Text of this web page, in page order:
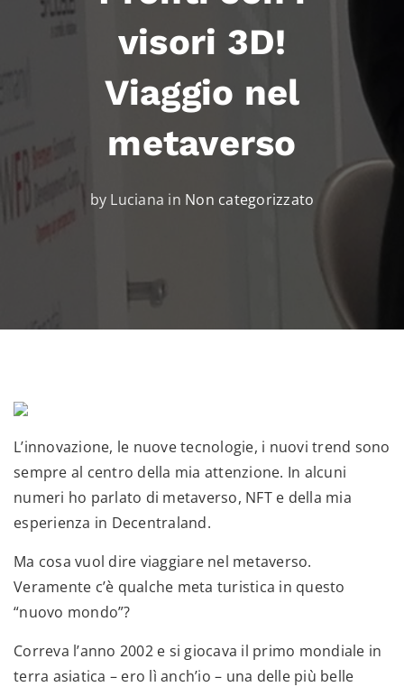
visori 3D!
Viaggio nel
metaverso
by Luciana in Non categorizzato
L’innovazione, le nuove tecnologie, i nuovi trend sono
sempre al centro della mia attenzione. In alcuni
numeri ho parlato di metaverso, NFT e della mia
esperienza in Decentraland.
Ma cosa vuol dire viaggiare nel metaverso.
Veramente c’è qualche meta turistica in questo
“nuovo mondo”?
Correva l’anno 2002 e si giocava il primo mondiale in
terra asiatica – ero lì anch’io – una delle più belle